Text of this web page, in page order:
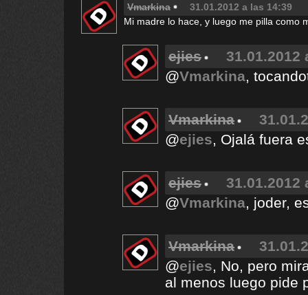
Vmarkina
31.01.2012 a las 14:39
Mi madre lo hace, y luego me pilla como
ejies
31.01.2012
@Vmarkina,
Vmarkina
@ejies, Ojalá fuera
ejies
31.01.2012
@Vmarkina, joder,
Vmarkina
@ejies, No, pero
al menos luego pide